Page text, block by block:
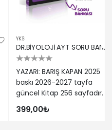
YKS
DR.BİYOLOJİ AYT SORU BANKASI
YAZARI: BARIŞ KAPAN 2025
baskı 2026-2027 tayfa
güncel Kitap 256 sayfadır.
399,00₺